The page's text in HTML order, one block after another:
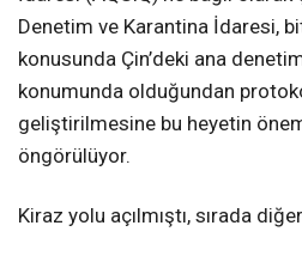
Denetim ve Karantina İdaresi,
konusunda Çin’deki ana
konumunda olduğundan
geliştirilmesine bu heyetin
öngörülüyor.
Kiraz yolu açılmıştı, sırada